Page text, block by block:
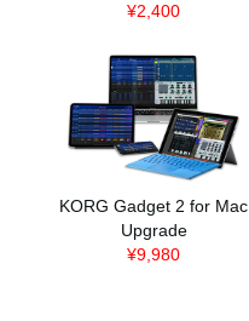
¥2,400
KORG Gadget 2 for Mac
Upgrade
¥9,980